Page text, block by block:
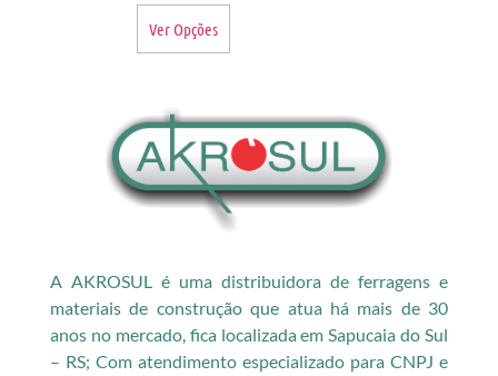
Ver Opções
A AKROSUL é uma distribuidora de ferragens e
materiais de construção que atua há mais de 30
anos no mercado, fica localizada em Sapucaia do Sul
– RS; Com atendimento especializado para CNPJ e